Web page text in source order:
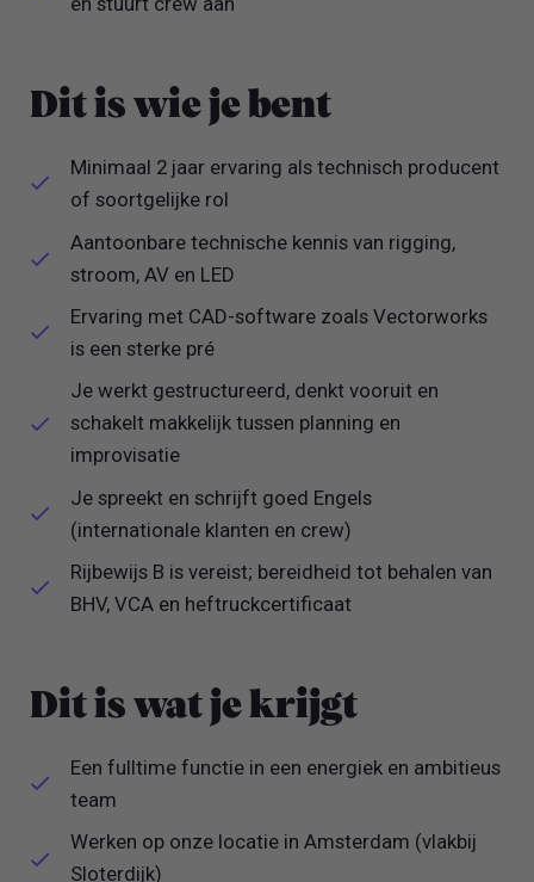
Dit is wie je bent
Minimaal 2 jaar ervaring als technisch producent
of soortgelijke rol
Aantoonbare technische kennis van rigging,
stroom, AV en LED
Ervaring met CAD-software zoals Vectorworks
is een sterke pré
Je werkt gestructureerd, denkt vooruit en
schakelt makkelijk tussen planning en
improvisatie
Je spreekt en schrijft goed Engels
(internationale klanten en crew)
Rijbewijs B is vereist; bereidheid tot behalen van
BHV, VCA en heftruckcertificaat
Dit is wat je krijgt
Een fulltime functie in een energiek en ambitieus
team
Werken op onze locatie in Amsterdam (vlakbij
Sloterdijk)